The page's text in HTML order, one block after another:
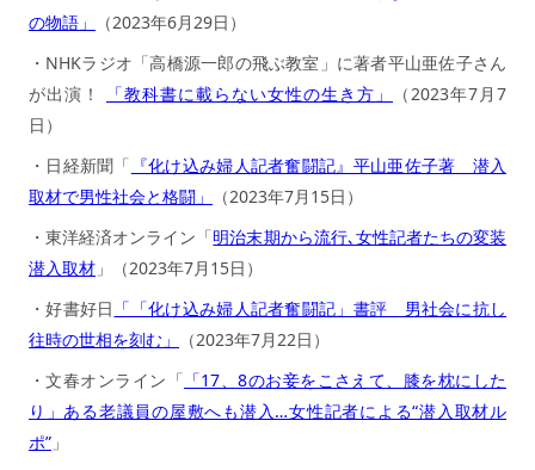
の物語」
（2023年6月29日）
・NHKラジオ「高橋源一郎の飛ぶ教室」に著者平山亜佐子さん
が出演！
「教科書に載らない女性の生き方」
（2023年7月7
日）
・日経新聞「 『化け込み婦人記者奮闘記』平山亜佐子著 潜入
取材で男性社会と格闘」
（2023年7月15日）
・東洋経済オンライン「明治末期から流行､女性記者たちの変装
潜入取材 」（2023年7月15日）
・好書好日 「「化け込み婦人記者奮闘記」書評 男社会に抗し
往時の世相を刻む」
（2023年7月22日）
・文春オンライン「 「17、8のお妾をこさえて、膝を枕にした
り」ある老議員の屋敷へも潜入…女性記者による“潜入取材ル
ポ” 」